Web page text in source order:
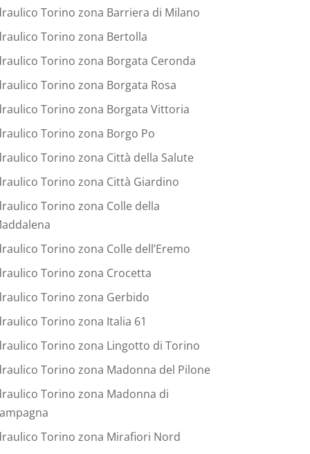
Torino zona Barriera di Milano
Torino zona Bertolla
Torino zona Borgata Ceronda
Torino zona Borgata Rosa
Torino zona Borgata Vittoria
Torino zona Borgo Po
Torino zona Città della Salute
Torino zona Città Giardino
Torino zona Colle della
Torino zona Colle dell’Eremo
Torino zona Crocetta
Torino zona Gerbido
Torino zona Italia 61
Torino zona Lingotto di Torino
Torino zona Madonna del Pilone
Torino zona Madonna di
Torino zona Mirafiori Nord